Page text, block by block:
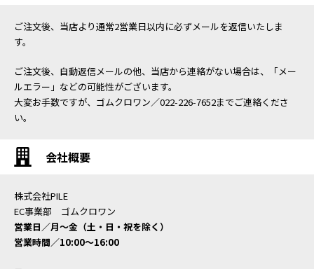
ご注文後、当店より通常2営業日以内に必ずメールを返信いたしま
す。
ご注文後、自動返信メールの他、当店から連絡がない場合は、「メー
ルエラー」などの可能性がございます。
大変お手数ですが、ゴムクロワン／022-226-7652までご連絡くださ
い。
会社概要
株式会社PILE
EC事業部 ゴムクロワン
営業日／月〜金（土・日・祝を除く）
営業時間／10:00〜16:00